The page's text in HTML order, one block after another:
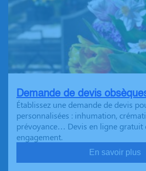
Demande de devis
Établissez une demande de devis
personnalisées : inhumation,
prévoyance… Devis en ligne gratuit
engagement.
En savoir plus